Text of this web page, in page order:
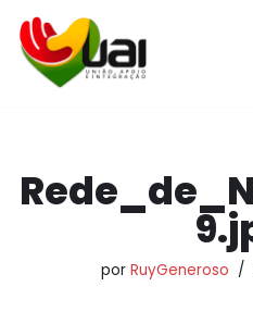
Pular
para
por RuyGeneroso